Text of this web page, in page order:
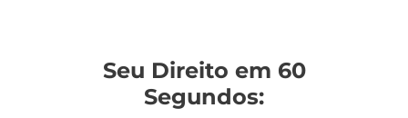
Seu Direito em 60
Segundos: